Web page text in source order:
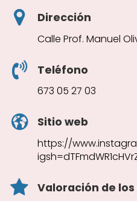
Dirección
Calle Prof. Manuel
Teléfono
673 05 27 03
Sitio web
https://
Valoración de